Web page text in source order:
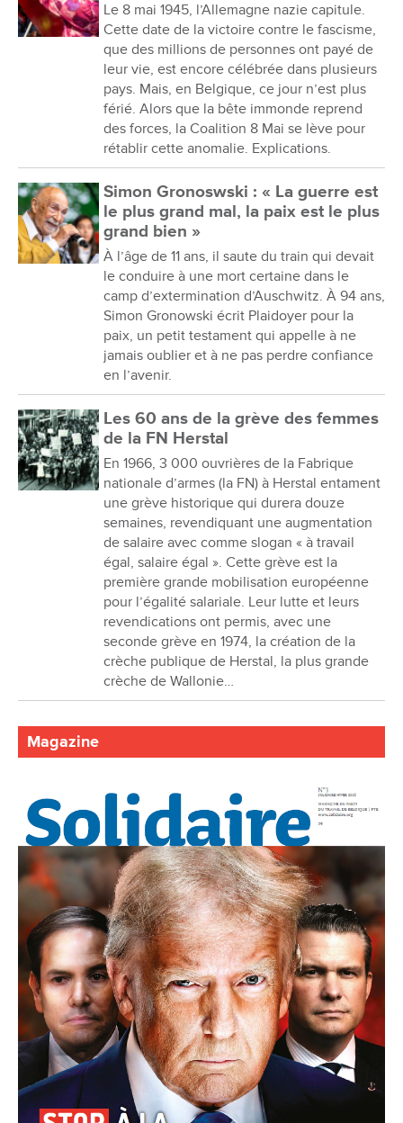
Le 8 mai 1945, l’Allemagne nazie capitule.
Cette date de la victoire contre le fascisme,
que des millions de personnes ont payé de
leur vie, est encore célébrée dans plusieurs
pays. Mais, en Belgique, ce jour n’est plus
férié. Alors que la bête immonde reprend
des forces, la Coalition 8 Mai se lève pour
rétablir cette anomalie. Explications.
Simon Gronoswski : « La guerre est
le plus grand mal, la paix est le plus
grand bien »
À l’âge de 11 ans, il saute du train qui devait
le conduire à une mort certaine dans le
camp d’extermination d’Auschwitz. À 94 ans,
Simon Gronowski écrit Plaidoyer pour la
paix, un petit testament qui appelle à ne
jamais oublier et à ne pas perdre confiance
en l’avenir.
Les 60 ans de la grève des femmes
de la FN Herstal
En 1966, 3 000 ouvrières de la Fabrique
nationale d’armes (la FN) à Herstal entament
une grève historique qui durera douze
semaines, revendiquant une augmentation
de salaire avec comme slogan « à travail
égal, salaire égal ». Cette grève est la
première grande mobilisation européenne
pour l’égalité salariale. Leur lutte et leurs
revendications ont permis, avec une
seconde grève en 1974, la création de la
crèche publique de Herstal, la plus grande
crèche de Wallonie…
Magazine